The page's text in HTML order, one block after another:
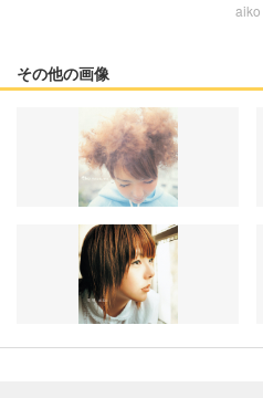
aiko
その他の画像